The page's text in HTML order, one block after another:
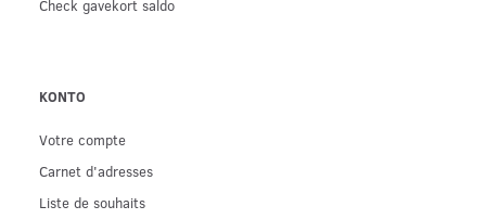
Check gavekort saldo
KONTO
Votre compte
Carnet d'adresses
Liste de souhaits